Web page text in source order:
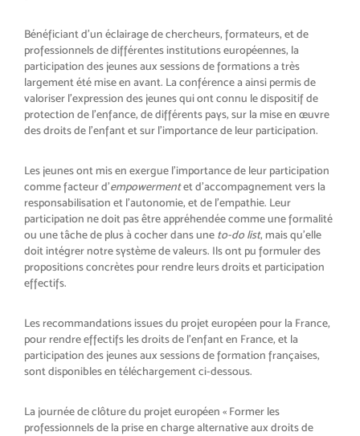
Bénéficiant d’un éclairage de chercheurs, formateurs, et de
professionnels de différentes institutions européennes, la
participation des jeunes aux sessions de formations a très
largement été mise en avant. La conférence a ainsi permis de
valoriser l’expression des jeunes qui ont connu le dispositif de
protection de l’enfance, de différents pays, sur la mise en œuvre
des droits de l’enfant et sur l’importance de leur participation.
Les jeunes ont mis en exergue l’importance de leur participation
comme facteur d’empowermentet d’accompagnement vers la
responsabilisation et l’autonomie, et de l’empathie. Leur
participation ne doit pas être appréhendée comme une formalité
ou une tâche de plus à cocher dans une to-do list, mais qu’elle
doit intégrer notre système de valeurs. Ils ont pu formuler des
propositions concrètes pour rendre leurs droits et participation
effectifs.
Les recommandations issues du projet européen pour la France,
pour rendre effectifs les droits de l’enfant en France, et la
participation des jeunes aux sessions de formation françaises,
sont disponibles en téléchargement ci-dessous.
La journée de clôture du projet européen « Former les
professionnels de la prise en charge alternative aux droits de